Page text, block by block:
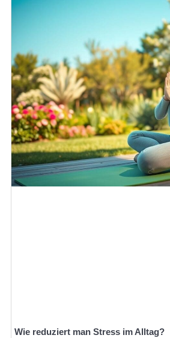
Wie reduziert man Stress im Alltag?